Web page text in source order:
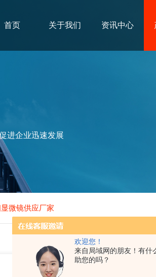
欢迎您！
来自局域网的朋友！有什
助您的吗？
首页 关于我们 资讯中心
进企业迅速发展
微镜供应厂家
微分干涉金